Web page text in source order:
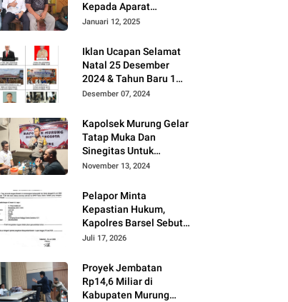
Kepada Aparat
Berantas judi dan
Instruksi Presiden RI
Januari 12, 2025
Iklan Ucapan Selamat
Natal 25 Desember
2024 & Tahun Baru 1
Januari 2025
Desember 07, 2024
Kapolsek Murung Gelar
Tatap Muka Dan
Sinegitas Untuk
Menjaga Situasi
Kondusif Dengan Insan
Pers
November 13, 2024
Pelapor Minta
Kepastian Hukum,
Kapolres Barsel Sebut
Dugaan Penyerobotan
Juli 17, 2026
Proyek Jembatan
Rp14,6 Miliar di
Kabupaten Murung